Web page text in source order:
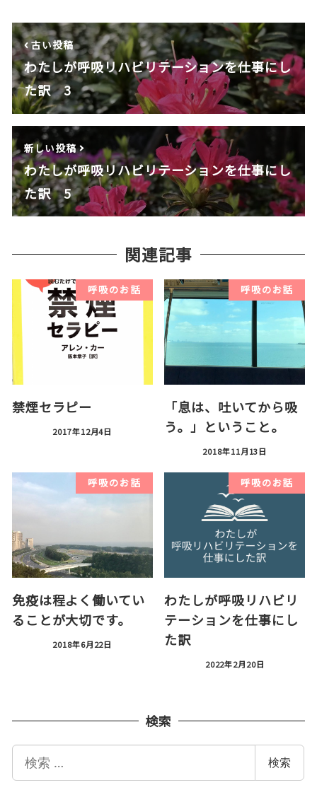
古い投稿
わたしが呼吸リハビリテーションを仕事にし
た訳 3
新しい投稿
わたしが呼吸リハビリテーションを仕事にし
た訳 5
関連記事
呼吸のお話
禁煙セラピー
2017年12月4日
呼吸のお話
「息は、吐いてから吸
う。」ということ。
2018年11月13日
呼吸のお話
免疫は程よく働いてい
ることが大切です。
2018年6月22日
呼吸のお話
わたしが呼吸リハビリ
テーションを仕事にし
た訳
2022年2月20日
検索
索
検索